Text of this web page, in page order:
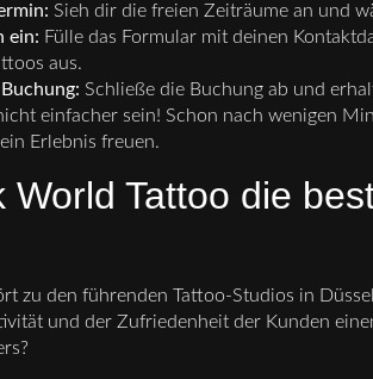
Sieh dir die freien Zeiträume an und
ein: Fülle das Formular mit deinen
aus.
Schließe die Buchung ab und
einfacher sein! Schon nach wenigen
Erlebnis freuen.
World Tattoo die
zu den führenden Tattoo-Studios in
und der Zufriedenheit der Kunden